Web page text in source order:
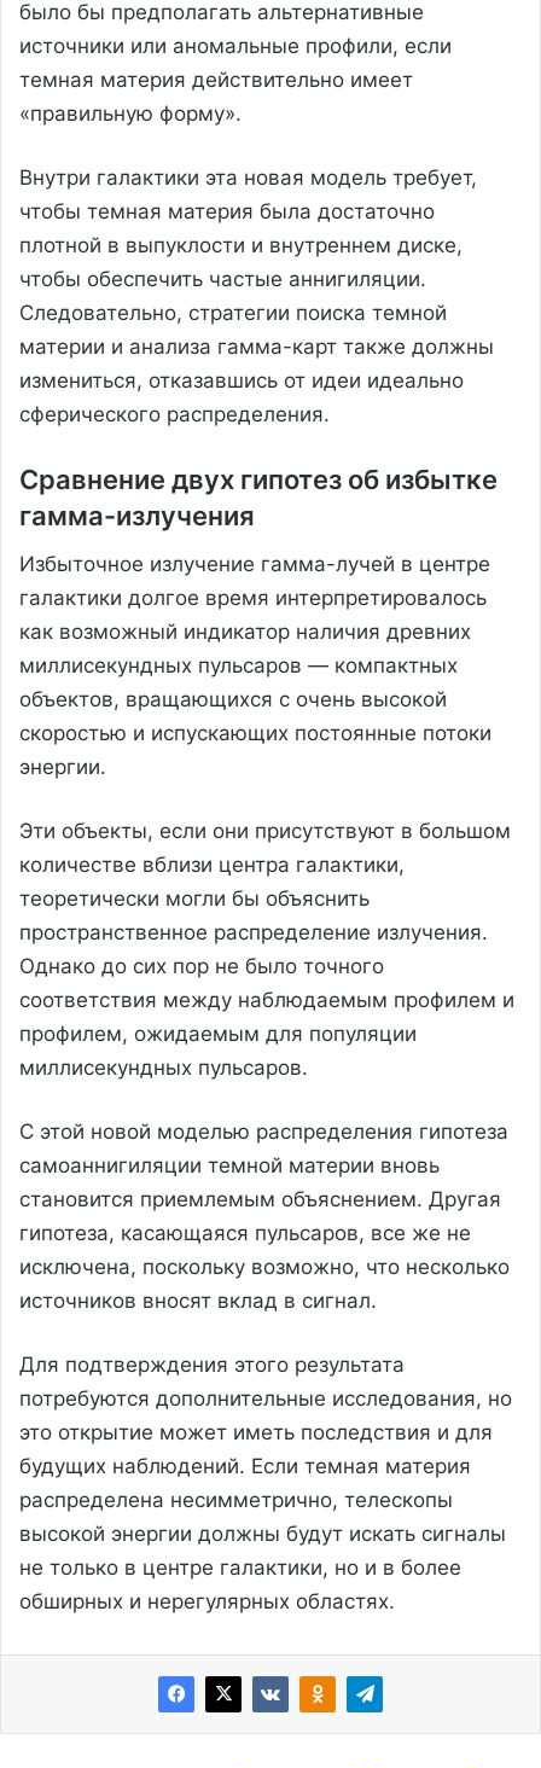
было бы предполагать альтернативные
источники или аномальные профили, если
темная материя действительно имеет
«правильную форму».
Внутри галактики эта новая модель требует,
чтобы темная материя была достаточно
плотной в выпуклости и внутреннем диске,
чтобы обеспечить частые аннигиляции.
Следовательно, стратегии поиска темной
материи и анализа гамма-карт также должны
измениться, отказавшись от идеи идеально
сферического распределения.
Сравнение двух гипотез об избытке
гамма-излучения
Избыточное излучение гамма-лучей в центре
галактики долгое время интерпретировалось
как возможный индикатор наличия древних
миллисекундных пульсаров — компактных
объектов, вращающихся с очень высокой
скоростью и испускающих постоянные потоки
энергии.
Эти объекты, если они присутствуют в большом
количестве вблизи центра галактики,
теоретически могли бы объяснить
пространственное распределение излучения.
Однако до сих пор не было точного
соответствия между наблюдаемым профилем и
профилем, ожидаемым для популяции
миллисекундных пульсаров.
С этой новой моделью распределения гипотеза
самоаннигиляции темной материи вновь
становится приемлемым объяснением. Другая
гипотеза, касающаяся пульсаров, все же не
исключена, поскольку возможно, что несколько
источников вносят вклад в сигнал.
Для подтверждения этого результата
потребуются дополнительные исследования, но
это открытие может иметь последствия и для
будущих наблюдений. Если темная материя
распределена несимметрично, телескопы
высокой энергии должны будут искать сигналы
не только в центре галактики, но и в более
обширных и нерегулярных областях.